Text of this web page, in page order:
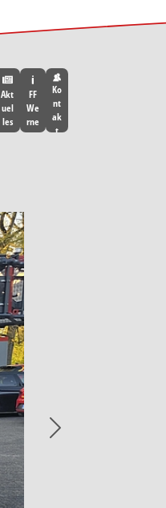
Akt
uel
les
FF
We
rne
Ko
nt
ak
t